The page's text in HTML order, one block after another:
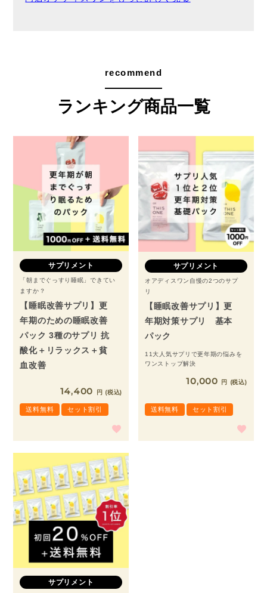
recommend
ランキング商品一覧
サプリメント
「朝までぐっすり睡眠」できてい
ますか？
【睡眠改善サプリ】更
年期のための睡眠改善
パック 3種のサプリ 抗
酸化＋リラックス＋貧
血改善
14,400 税込
送料無料 セット割引
サプリメント
オアディスワン自慢の2つのサプ
リ
【睡眠改善サプリ】更
年期対策サプリ 基本
パック
11大人気サプリで更年期の悩みを
ワンストップ解決
10,000 税込
送料無料 セット割引
サプリメント